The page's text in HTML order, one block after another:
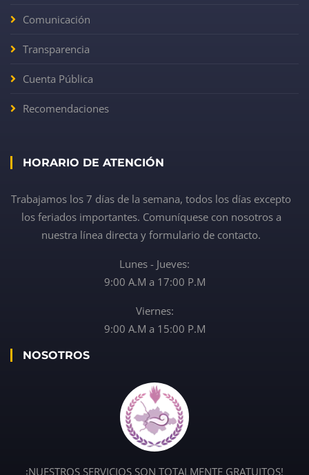
Comunicación
Transparencia
Cuenta Pública
Recomendaciones
HORARIO DE ATENCIÓN
Trabajamos los 7 días de la semana, todos los días excepto
los feriados importantes. Comuníquese con nosotros a
nuestra línea directa y formulario de contacto.
Lunes - Jueves:
9:00 A.M a 17:00 P.M
Viernes:
9:00 A.M a 15:00 P.M
NOSOTROS
¡NUESTROS SERVICIOS SON TOTALMENTE GRATUITOS!